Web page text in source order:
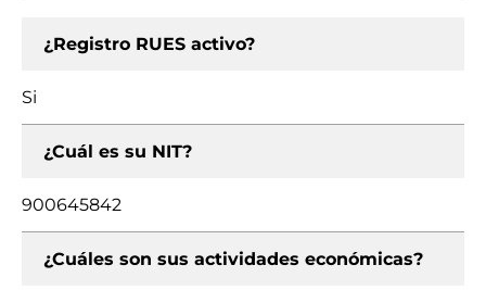
¿Registro RUES activo?
Si
¿Cuál es su NIT?
900645842
¿Cuáles son sus actividades económicas?